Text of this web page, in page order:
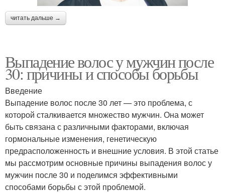
читать дальше →
Выпадение волос у мужчин после
30: причины и способы борьбы
Введение
Выпадение волос после 30 лет — это проблема, с
которой сталкивается множество мужчин. Она может
быть связана с различными факторами, включая
гормональные изменения, генетическую
предрасположенность и внешние условия. В этой статье
мы рассмотрим основные причины выпадения волос у
мужчин после 30 и поделимся эффективными
способами борьбы с этой проблемой.